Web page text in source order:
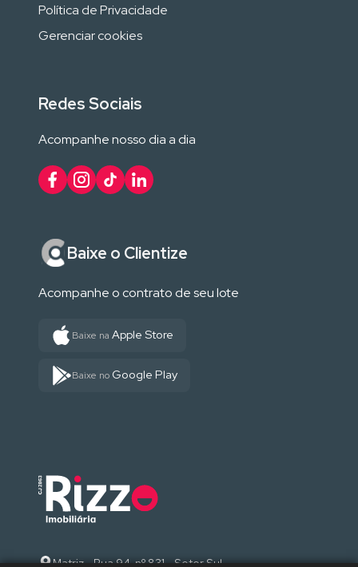
Matriz - Rua 94, nº 831 - Setor Sul
Política de Privacidade
Gerenciar cookies
Redes Sociais
Acompanhe nosso dia a dia
Baixe o Clientize
Acompanhe o contrato de seu lote
Baixe na Apple Store
Baixe no Google Play